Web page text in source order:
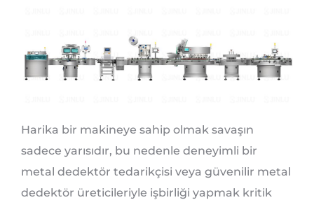
Harika bir makineye sahip olmak savaşın
sadece yarısıdır, bu nedenle deneyimli bir
metal dedektör tedarikçisi veya güvenilir metal
dedektör üreticileriyle işbirliği yapmak kritik